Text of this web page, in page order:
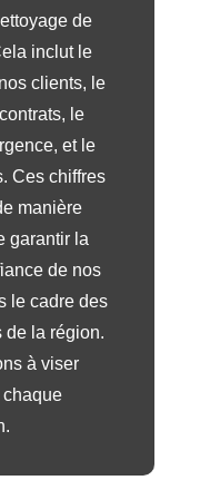
de
inclut le
clients, le
le
et le
Ces chiffres
manière
garantir la
de nos
le cadre des
de la région.
à viser
chaque